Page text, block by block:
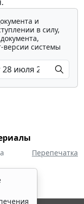
и
в силу,
версии системы
Перепечатка